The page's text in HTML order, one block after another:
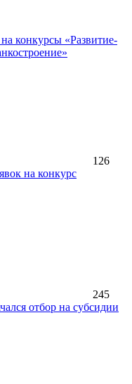
конкурсы «Развитие-
126
на конкурс
245
отбор на субсидии